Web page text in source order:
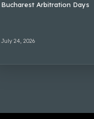
Bucharest Arbitration Days
July 24, 2026